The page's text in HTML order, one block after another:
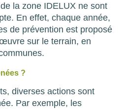
la zone IDELUX ne sont
En effet, chaque année,
de prévention est proposé
sur le terrain, en
?
diverses actions sont
Par exemple, les